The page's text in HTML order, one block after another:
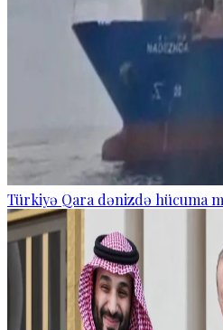
Türkiyə Qara dənizdə hücuma